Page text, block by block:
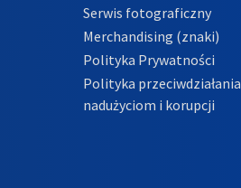
Serwis fotograficzny
Merchandising (znaki)
Polityka Prywatności
Polityka przeciwdziałania
nadużyciom i korupcji